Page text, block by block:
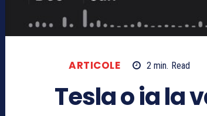
ARTICOLE 2 min. Read
Tesla o ia la